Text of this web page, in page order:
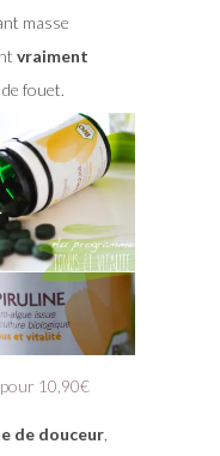
masse
vraiment
fouet.
10,90€
de douceur,